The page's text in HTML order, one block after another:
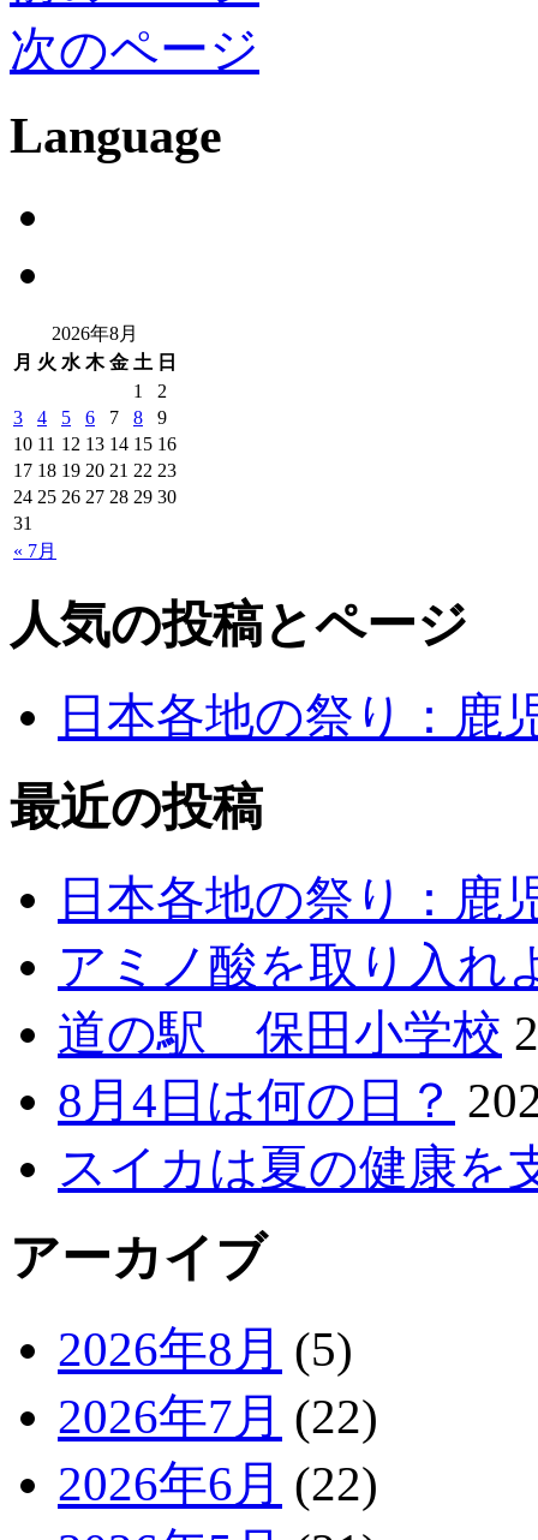
次のページ
Language
2026年8月
月 火 水 木 金 土 日
« 7月
1
2
3
4 5 6 7 8
9
10 11 12 13 14 15 16
17 18 19 20 21 22 23
24 25 26 27 28 29 30
31
人気の投稿とページ
日本各地の祭り：鹿
最近の投稿
日本各地の祭り：鹿
アミノ酸を取り入れ
道の駅 保田小学校
8月4日は何の日？
スイカは夏の健康を
アーカイブ
2026年8月 (5)
2026年7月 (22)
2026年6月 (22)